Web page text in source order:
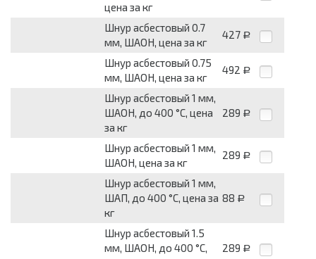
цена за кг
Шнур асбестовый 0.7
мм, ШАОН, цена за кг
427 Р
Шнур асбестовый 0.75
мм, ШАОН, цена за кг
492 Р
Шнур асбестовый 1 мм,
ШАОН, до 400 °С, цена
за кг
289 Р
Шнур асбестовый 1 мм,
ШАОН, цена за кг
289 Р
Шнур асбестовый 1 мм,
ШАП, до 400 °С, цена за
кг
88 Р
Шнур асбестовый 1.5
мм, ШАОН, до 400 °С,
289 Р